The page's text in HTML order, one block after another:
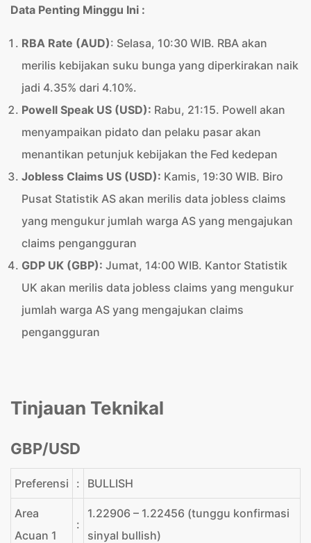
Data Penting Minggu Ini :
RBA Rate (AUD): Selasa, 10:30 WIB. RBA akan
merilis kebijakan suku bunga yang diperkirakan naik
jadi 4.35% dari 4.10%.
Powell Speak US (USD): Rabu, 21:15. Powell akan
menyampaikan pidato dan pelaku pasar akan
menantikan petunjuk kebijakan the Fed kedepan
Jobless Claims US (USD): Kamis, 19:30 WIB. Biro
Pusat Statistik AS akan merilis data jobless claims
yang mengukur jumlah warga AS yang mengajukan
claims pengangguran
GDP UK (GBP): Jumat, 14:00 WIB. Kantor Statistik
UK akan merilis data jobless claims yang mengukur
jumlah warga AS yang mengajukan claims
pengangguran
Tinjauan Teknikal
GBP/USD
Preferensi : BULLISH
Area
Acuan 1
:
1.22906 – 1.22456 (tunggu konfirmasi
sinyal bullish)